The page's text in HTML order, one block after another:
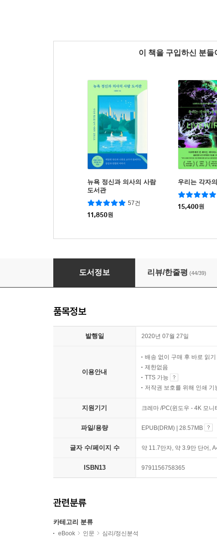
이 책을 구입하신 분
뉴욕 정신과 의사의 사람
도서관
57건
11,850원
우리는 각자
15,400원
어쩌다 정신과 의사
도서정보 리뷰/한줄평 (44/39)
품목정보
발행일 2020년 07월 27일
이용안내
배송 없이 구매 후 바로 읽기
제한없음
TTS 가능
저작권 보호를 위해 인쇄 기
지원기기 크레마 /PC(윈도우 - 4K 모
파일/용량 EPUB(DRM) | 28.57MB
글자 수/페이지 수 약 11.7만자, 약 3.9만 단어,
ISBN13 9791156758365
관련분류
카테고리 분류
eBook 인문 심리/정신분석